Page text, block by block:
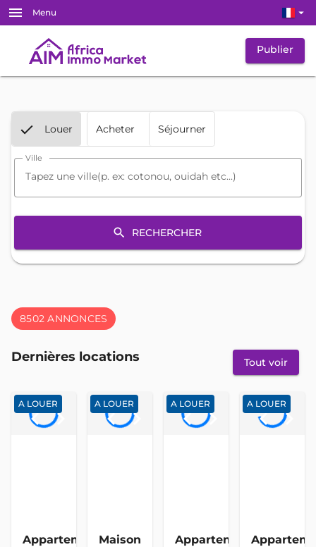
menu Menu arrow_drop_down
Publier
Louer Acheter Séjourner
Ville
search RECHERCHER
8502 ANNONCES
Dernières locations Tout voir
A LOUER
keyboard_arrow_leftkeyboard_arrow_right
Appartement
A LOUER
keyboard_arrow_leftkeyboard_arrow_right
Maison
A LOUER
keyboard_arrow_leftkeyboard_arrow_right
Appartement
A LOUER
keyboard_arrow_leftkeyboard_arrow_right